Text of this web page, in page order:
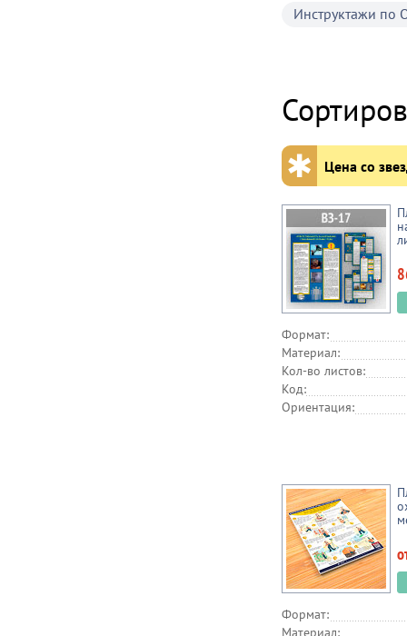
Инструктажи по
✱ Цена со
Формат:
Материал:
Кол-во листов:
Код:
Ориентация:
Формат:
Материал: